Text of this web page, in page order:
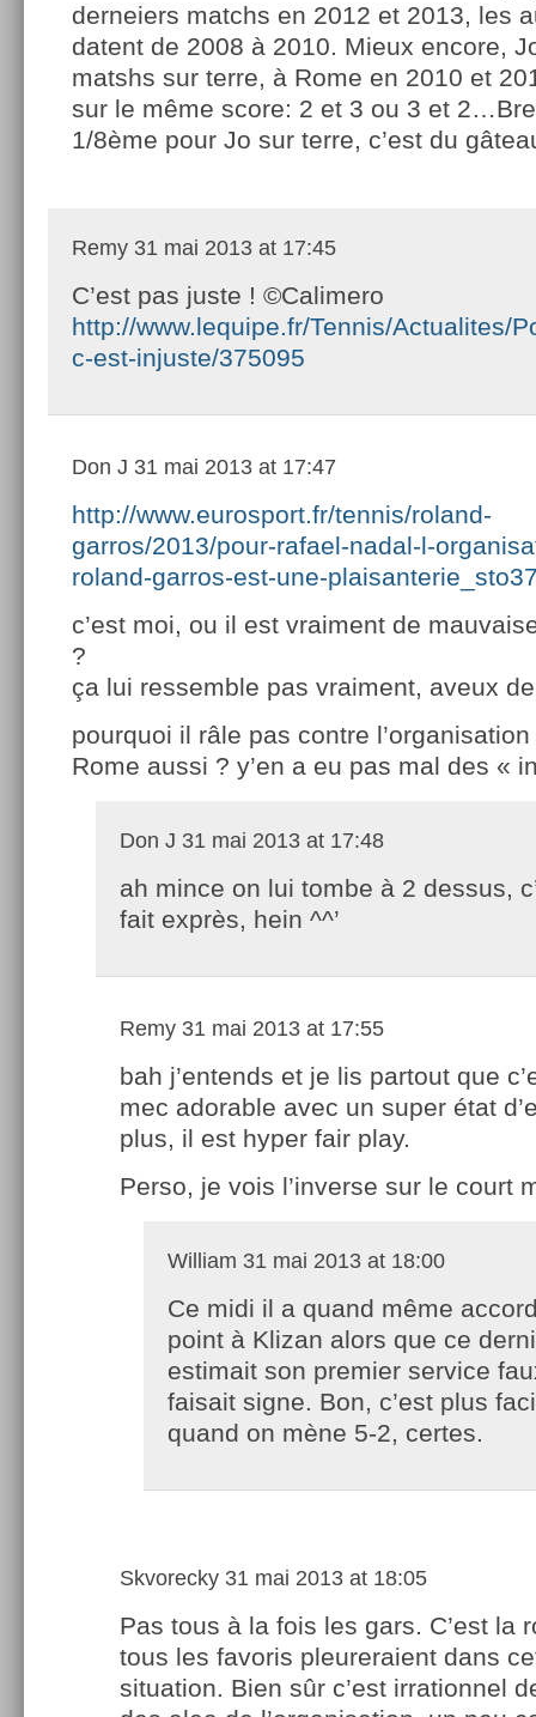
derneiers matchs en 2012 et 2013, les
datent de 2008 à 2010. Mieux encore,
matshs sur terre, à Rome en 2010 et
sur le même score: 2 et 3 ou 3 et
1/8ème pour Jo sur terre, c’est du
Remy 31 mai 2013 at 17:45
C’est pas juste ! ©Calimero
http://www.lequipe.fr/Tennis/Actualites/
c-est-injuste/375095
Don J 31 mai 2013 at 17:47
http://www.eurosport.fr/tennis/roland-
garros/2013/pour-rafael-nadal-l-
roland-garros-est-une-
c’est moi, ou il est vraiment de
?
ça lui ressemble pas vraiment, aveux
pourquoi il râle pas contre
Rome aussi ? y’en a eu pas mal des «
Don J 31 mai 2013 at 17:48
ah mince on lui tombe à 2 dessus,
fait exprès, hein ^^’
Remy 31 mai 2013 at 17:55
bah j’entends et je lis partout que
mec adorable avec un super état
plus, il est hyper fair play.
Perso, je vois l’inverse sur le court
William 31 mai 2013 at 18:00
Ce midi il a quand même
point à Klizan alors que ce
estimait son premier service
faisait signe. Bon, c’est plus
quand on mène 5-2, certes.
Skvorecky 31 mai 2013 at 18:05
Pas tous à la fois les gars. C’est la
tous les favoris pleureraient dans
situation. Bien sûr c’est irrationnel